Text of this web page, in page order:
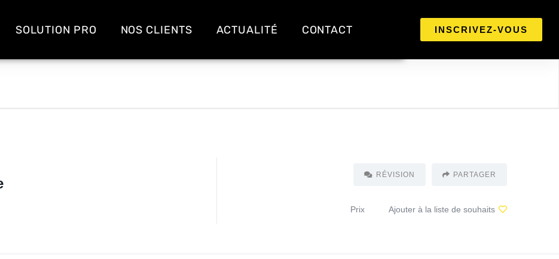
SOLUTION PRO NOS CLIENTS ACTUALITÉ CONTACT INSCRIVEZ-VOUS
RÉVISION PARTAGER
Prix Ajouter à la liste de souhaits